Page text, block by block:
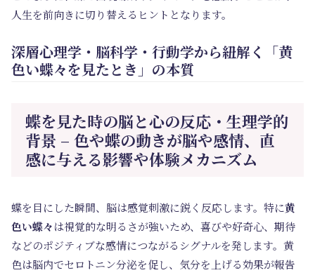
人生を前向きに切り替えるヒントとなります。
深層心理学・脳科学・行動学から紐解く「黄
色い蝶々を見たとき」の本質
蝶を見た時の脳と心の反応・生理学的
背景 – 色や蝶の動きが脳や感情、直
感に与える影響や体験メカニズム
蝶を目にした瞬間、脳は感覚刺激に鋭く反応します。特に黄
色い蝶々は視覚的な明るさが強いため、喜びや好奇心、期待
などのポジティブな感情につながるシグナルを発します。黄
色は脳内でセロトニン分泌を促し、気分を上げる効果が報告